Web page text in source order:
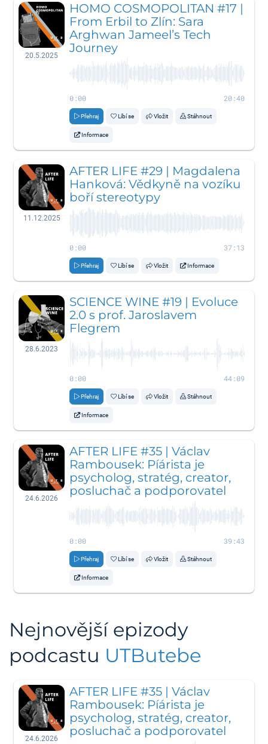
20.5.2025
HOMO COSMOPOLITAN #17 |
From Erbil to Zlín: Sara
Arghwan Jameel’s Tech
Journey
0:00 20:40
Přehraj Líbí se Vložit Stáhnout
Informace
11.12.2025
AFTER LIFE #29 | Magdalena
Hanková: Vědkyně na vozíku
boří stereotypy
0:00 37:13
Přehraj Líbí se Vložit Informace
28.6.2023
SCIENCE WINE #19 | Evoluce
2.0 s prof. Jaroslavem
Flegrem
0:00 44:09
Přehraj Líbí se Vložit Stáhnout
Informace
24.6.2026
AFTER LIFE #35 | Václav
Rambousek: Píárista je
psycholog, stratég, creator,
posluchač a podporovatel
0:00 39:43
Přehraj Líbí se Vložit Stáhnout
Informace
Nejnovější epizody
podcastu UTButebe
24.6.2026
AFTER LIFE #35 | Václav
Rambousek: Píárista je
psycholog, stratég, creator,
posluchač a podporovatel